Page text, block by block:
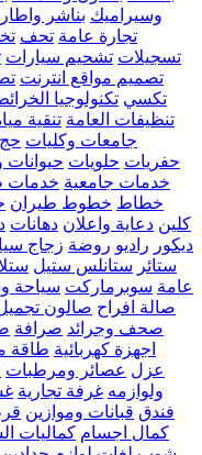
وسيراميك بناشر
تجارة عامة تحف
تسجيلات تشحيم سيارات
تصميم مواقع انترنت
تكسي تكنولوجيا
تنظيفات العامة تنقية
جامعات وكليات
حفريات حلويات حيوانات
خدمات جامعية خدمات
خطاط خطوط طيران
كلين دعاية واعلان دهانات
ديكور راديو روضة زجاج
ستائر ستانلس ستيل
عامة سوبرماركت سياحة
صالة افراح صالون
صحف وجرائد صرافة
اجهزة كهربائية طاقة
عزل عصائر ومرطبات
ولوازمه غرفة تجارية
فندق قبانات وموازين
كمال اجسام كماليات